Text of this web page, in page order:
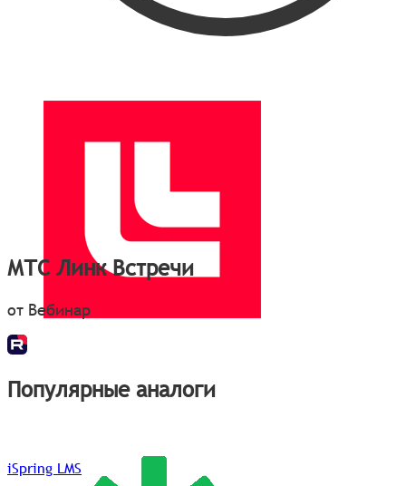
МТС Линк Встречи
от Вебинар
Популярные аналоги
iSpring LMS